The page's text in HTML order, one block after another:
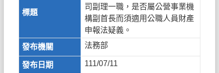
司副理一職，是否屬公營事業機
構副首長而須適用公職人員財產
申報法疑義。
法務部
111/07/11